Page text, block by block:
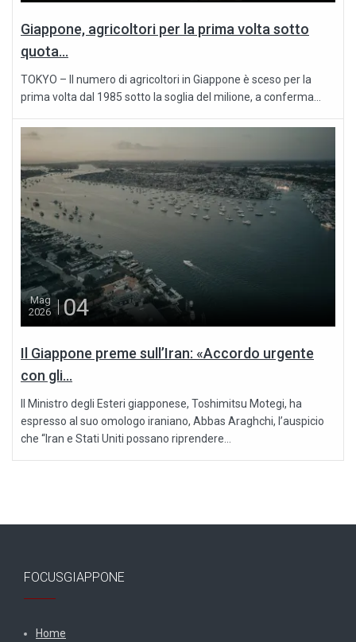
Giappone, agricoltori per la prima volta sotto
quota...
TOKYO – Il numero di agricoltori in Giappone è sceso per la
prima volta dal 1985 sotto la soglia del milione, a conferma...
Mag
2026
04
Il Giappone preme sull’Iran: «Accordo urgente
con gli...
Il Ministro degli Esteri giapponese, Toshimitsu Motegi, ha
espresso al suo omologo iraniano, Abbas Araghchi, l’auspicio
che “Iran e Stati Uniti possano riprendere...
FOCUSGIAPPONE
Home